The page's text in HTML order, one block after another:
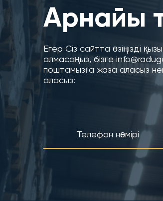
Арнайы
Егер Сіз сайтта өзіңізді
алмасаңыз, бізге
поштамызға жаза аласыз
аласыз: